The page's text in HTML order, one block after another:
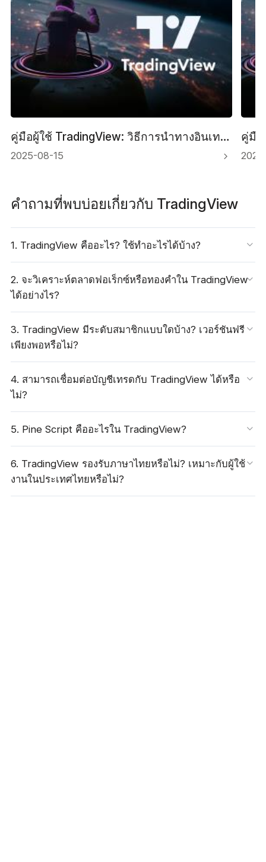
คู่มือผู้ใช้ TradingView: วิธีการนำทางอินเทอร์เฟซ
2025-08-15
คำถามที่พบบ่อยเกี่ยวกับ TradingView
1. TradingView คืออะไร? ใช้ทำอะไรได้บ้าง?
2. จะวิเคราะห์ตลาดฟอเร็กซ์หรือทองคำใน TradingView
ได้อย่างไร?
3. TradingView มีระดับสมาชิกแบบใดบ้าง? เวอร์ชันฟรี
เพียงพอหรือไม่?
4. สามารถเชื่อมต่อบัญชีเทรดกับ TradingView ได้หรือ
ไม่?
5. Pine Script คืออะไรใน TradingView?
6. TradingView รองรับภาษาไทยหรือไม่? เหมาะกับผู้ใช้
งานในประเทศไทยหรือไม่?